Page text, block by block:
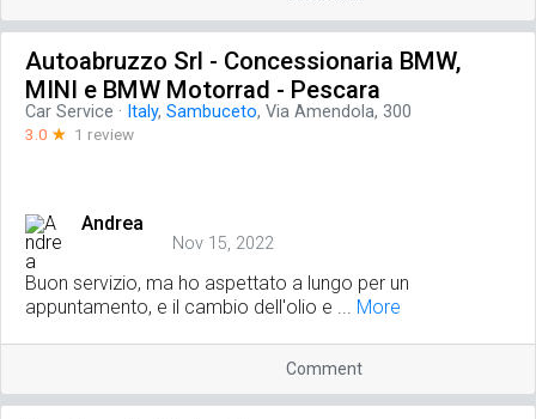
Autoabruzzo Srl - Concessionaria BMW,
MINI e BMW Motorrad - Pescara
Car Service · Italy, Sambuceto, Via Amendola, 300
3.0 ☆ 1 review
Andrea
Nov 15, 2022
Buon servizio, ma ho aspettato a lungo per un
appuntamento, e il cambio dell'olio e ... More
Comment